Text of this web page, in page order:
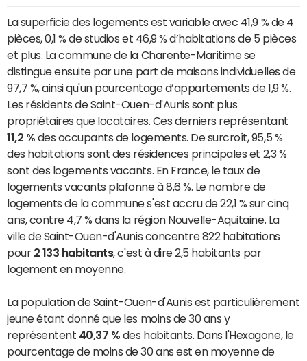
La superficie des logements est variable avec 41,9 % de 4
pièces, 0,1 % de studios et 46,9 % d’habitations de 5 pièces
et plus. La commune de la Charente-Maritime se
distingue ensuite par une part de maisons individuelles de
97,7 %, ainsi qu'un pourcentage d’appartements de 1,9 %.
Les résidents de Saint-Ouen-d'Aunis sont plus
propriétaires que locataires. Ces derniers représentant
11,2 % des occupants de logements. De surcroît, 95,5 %
des habitations sont des résidences principales et 2,3 %
sont des logements vacants. En France, le taux de
logements vacants plafonne à 8,6 %. Le nombre de
logements de la commune s'est accru de 22,1 % sur cinq
ans, contre 4,7 % dans la région Nouvelle-Aquitaine. La
ville de Saint-Ouen-d'Aunis concentre 822 habitations
pour 2 133 habitants, c'est à dire 2,5 habitants par
logement en moyenne.
La population de Saint-Ouen-d'Aunis est particulièrement
jeune étant donné que les moins de 30 ans y
représentent 40,37 % des habitants. Dans l'Hexagone, le
pourcentage de moins de 30 ans est en moyenne de